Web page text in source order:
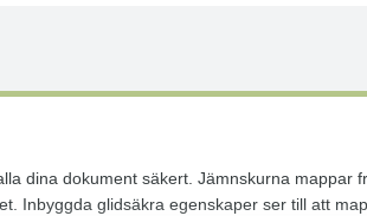
dina dokument säkert. Jämnskurna mappar
Inbyggda glidsäkra egenskaper ser till att